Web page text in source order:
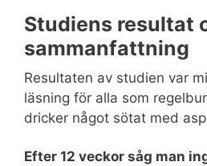
Studiens resultat
sammanfattning
Resultaten av studien var
läsning för alla som
dricker något sötat med
Efter 12 veckor såg man